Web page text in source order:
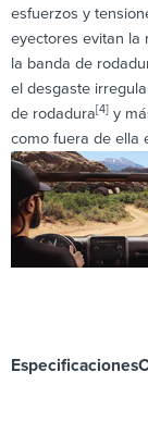
esfuerzos y
eyectores evitan la
la banda de
el desgaste
de rodadura[4] y
como fuera de ella
Especificaciones